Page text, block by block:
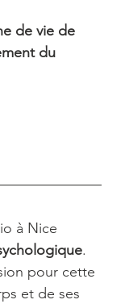
de vie de
du
à Nice
.
pour cette
et de ses